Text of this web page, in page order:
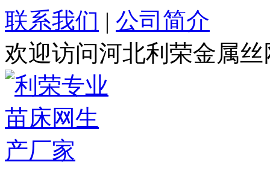
联系我们 | 公司简介
欢迎访问河北利荣金属